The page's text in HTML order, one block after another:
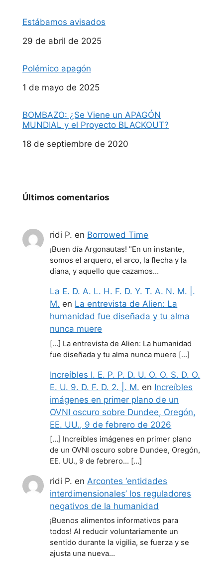
Estábamos avisados
Fecha
29 de abril de 2025
Polémico apagón
Fecha
1 de mayo de 2025
BOMBAZO: ¿Se Viene un APAGÓN
MUNDIAL y el Proyecto BLACKOUT?
Fecha
18 de septiembre de 2020
Últimos comentarios
ridi P. en Borrowed Time
¡Buen día Argonautas! "En un instante,
somos el arquero, el arco, la flecha y la
diana, y aquello que cazamos…
La E. D. A. L. H. F. D. Y. T. A. N. M. |.
M. en La entrevista de Alien: La
humanidad fue diseñada y tu alma
nunca muere
[…] La entrevista de Alien: La humanidad
fue diseñada y tu alma nunca muere […]
Increíbles I. E. P. P. D. U. O. O. S. D. O.
E. U. 9. D. F. D. 2. |. M. en Increíbles
imágenes en primer plano de un
OVNI oscuro sobre Dundee, Oregón,
EE. UU., 9 de febrero de 2026
[…] Increíbles imágenes en primer plano
de un OVNI oscuro sobre Dundee, Oregón,
EE. UU., 9 de febrero… […]
ridi P. en Arcontes ‘entidades
interdimensionales’ los reguladores
negativos de la humanidad
¡Buenos alimentos informativos para
todos! Al reducir voluntariamente un
sentido durante la vigilia, se fuerza y se
ajusta una nueva…